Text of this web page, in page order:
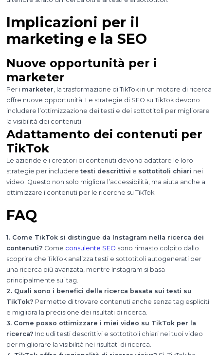
Implicazioni per il
marketing e la SEO
Nuove opportunità per i
marketer
Per i marketer, la trasformazione di TikTok in un motore di ricerca
offre nuove opportunità. Le strategie di SEO su TikTok devono
includere l’ottimizzazione dei testi e dei sottotitoli per migliorare
la visibilità dei contenuti.
Adattamento dei contenuti per
TikTok
Le aziende e i creatori di contenuti devono adattare le loro
strategie per includeretesti descrittivi e sottotitoli chiari nei
video. Questo non solo migliora l’accessibilità, ma aiuta anche a
ottimizzare i contenuti per le ricerche su TikTok.
FAQ
1. Come TikTok si distingue da Instagram nella ricerca dei
contenuti? Come consulente SEO sono rimasto colpito dallo
scoprire che TikTok analizza testi e sottotitoli autogenerati per
una ricerca più avanzata, mentre Instagram si basa
principalmente sui tag.
2. Quali sono i benefici della ricerca basata sui testi su
TikTok? Permette di trovare contenuti anche senza tag espliciti
e migliora la precisione dei risultati di ricerca.
3. Come posso ottimizzare i miei video su TikTok per la
ricerca? Includi testi descrittivi e sottotitoli chiari nei tuoi video
per migliorare la visibilità nei risultati di ricerca.